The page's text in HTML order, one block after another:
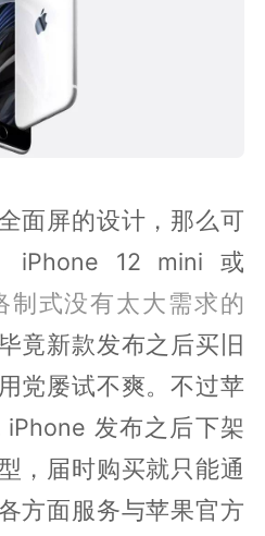
面屏的设计，那么可
12 mini 或
制式没有太大需求的
竟新款发布之后买旧
党屡试不爽。不过苹
发布之后下架
，届时购买就只能通
方面服务与苹果官方